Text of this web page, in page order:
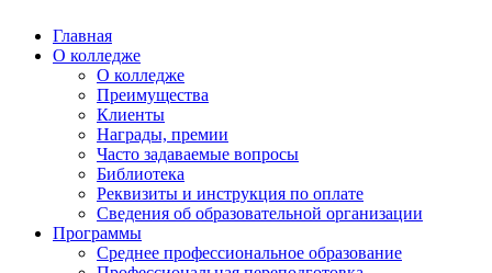
Главная
О колледже
О колледже
Преимущества
Клиенты
Награды, премии
Часто задаваемые вопросы
Библиотека
Реквизиты и инструкция по оплате
Сведения об образовательной организации
Программы
Среднее профессиональное образование